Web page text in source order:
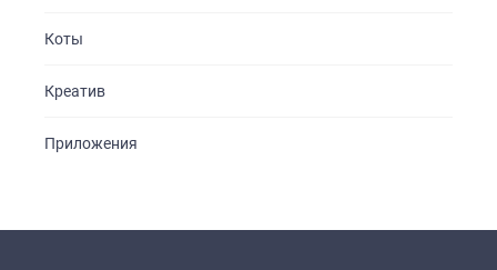
Коты
Креатив
Приложения